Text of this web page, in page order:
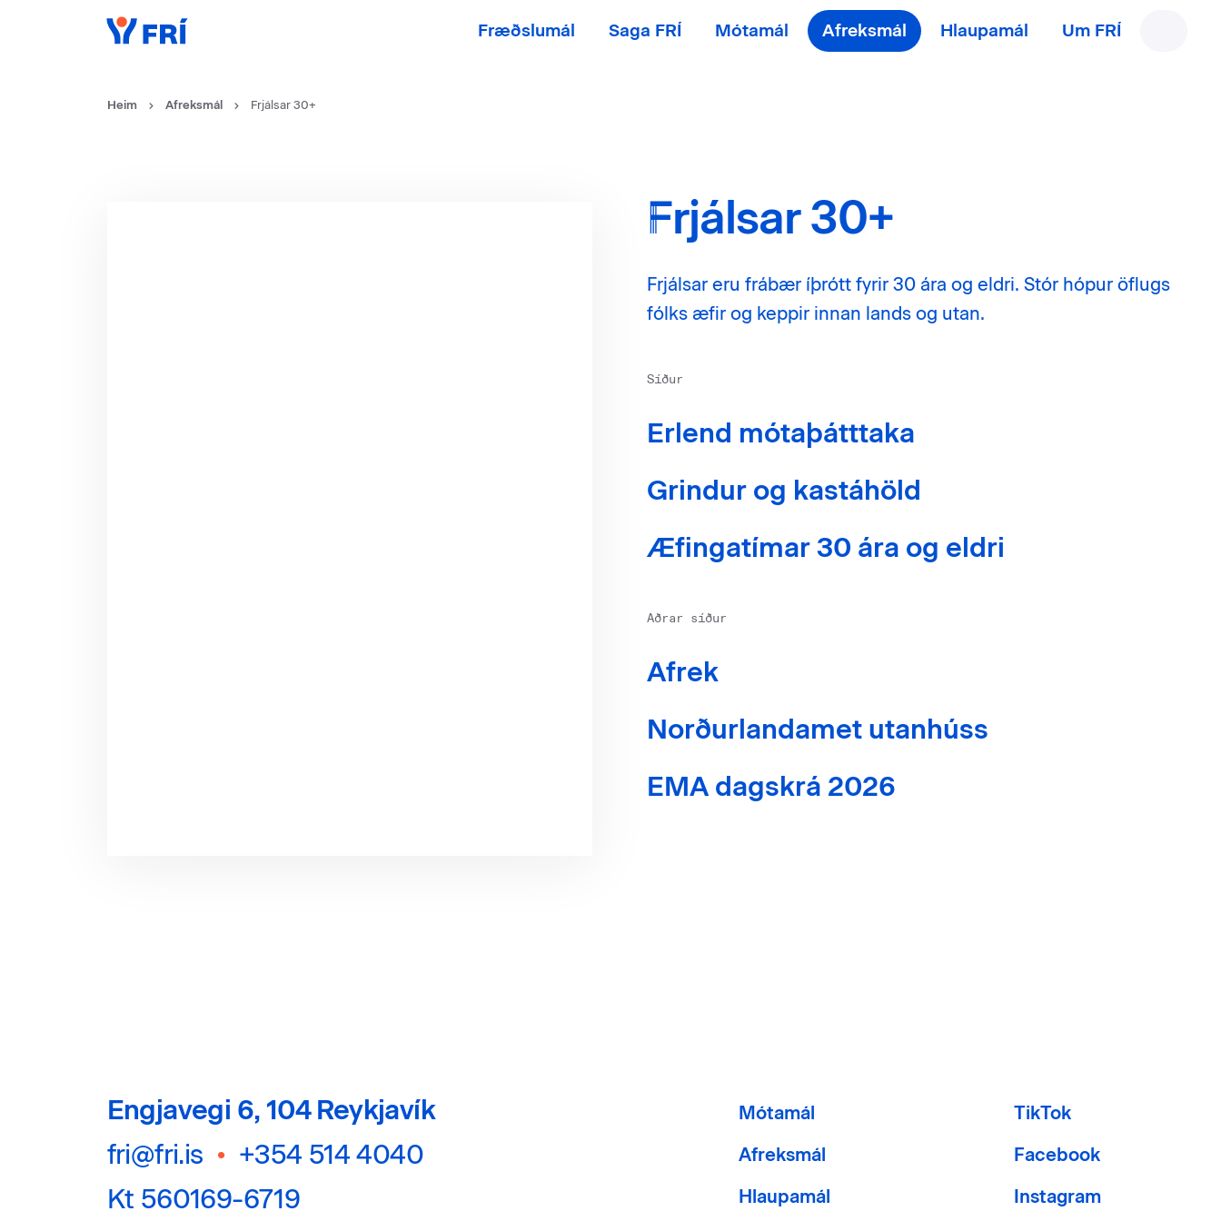
Fræðslumál Saga FRÍ Mótamál Afreksmál Hlaupamál Um FRÍ
Heim Afreksmál Frjálsar 30+
Frjálsar 30+
Frjálsar eru frábær íþrótt fyrir 30 ára og eldri. Stór hópur öflugs
fólks æfir og keppir innan lands og utan.
Síður
Erlend mótaþátttaka
Grindur og kastáhöld
Æfingatímar 30 ára og eldri
Aðrar síður
Afrek
Norðurlandamet utanhúss
EMA dagskrá 2026
Engjavegi 6, 104 Reykjavík
fri@fri.is • +354 514 4040
Kt 560169-6719
Mótamál
Afreksmál
Hlaupamál
TikTok
Facebook
Instagram